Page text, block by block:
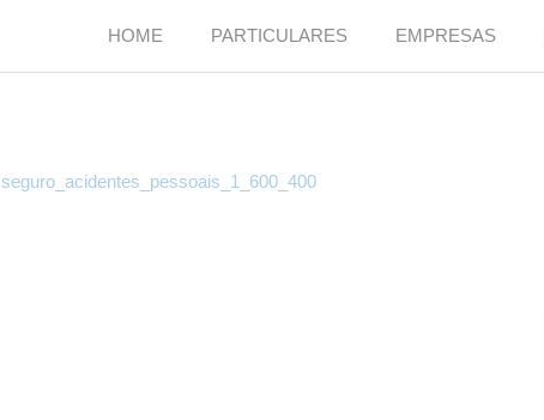
HOME PARTICULARES EMPRESAS
seguro_acidentes_pessoais_1_600_400